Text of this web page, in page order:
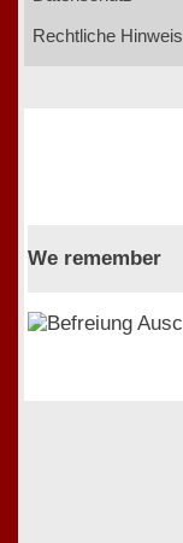
Rechtliche
We remember